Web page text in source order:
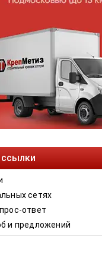
сетях
ответ
и предложений